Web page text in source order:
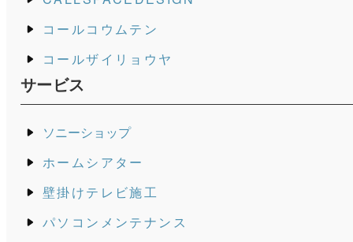
コールコウムテン
コールザイリョウヤ
サービス
ソニーショップ
ホームシアター
壁掛けテレビ施工
パソコンメンテナンス